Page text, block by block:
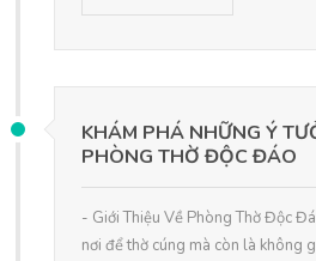
KHÁM PHÁ NHỮNG Ý
PHÒNG THỜ ĐỘC ĐÁO
- Giới Thiệu Về Phòng Thờ Độc
nơi để thờ cúng mà còn là không